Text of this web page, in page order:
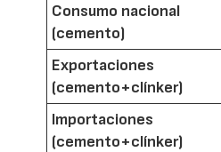
Consumo nacional
(cemento)
Exportaciones
(cemento+clínker)
Importaciones
(cemento+clínker)